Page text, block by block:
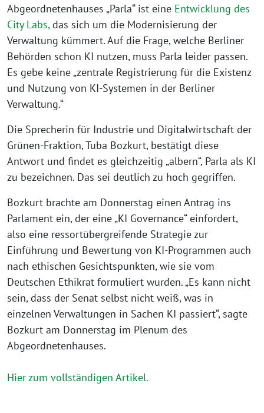
Abgeordnetenhauses „Parla“ ist eine Entwicklung des
City Labs,das sich um die Modernisierung der
Verwaltung kümmert. Auf die Frage, welche Berliner
Behörden schon KI nutzen, muss Parla leider passen.
Es gebe keine „zentrale Registrierung für die Existenz
und Nutzung von KI-Systemen in der Berliner
Verwaltung.“
Die Sprecherin für Industrie und Digitalwirtschaft der
Grünen-Fraktion, Tuba Bozkurt, bestätigt diese
Antwort und findet es gleichzeitig „albern“, Parla als KI
zu bezeichnen. Das sei deutlich zu hoch gegriffen.
Bozkurt brachte am Donnerstag einen Antrag ins
Parlament ein, der eine „KI Governance“ einfordert,
also eine ressortübergreifende Strategie zur
Einführung und Bewertung von KI-Programmen auch
nach ethischen Gesichtspunkten, wie sie vom
Deutschen Ethikrat formuliert wurden. „Es kann nicht
sein, dass der Senat selbst nicht weiß, was in
einzelnen Verwaltungen in Sachen KI passiert“, sagte
Bozkurt am Donnerstag im Plenum des
Abgeordnetenhauses.
Hier zum vollständigen Artikel.